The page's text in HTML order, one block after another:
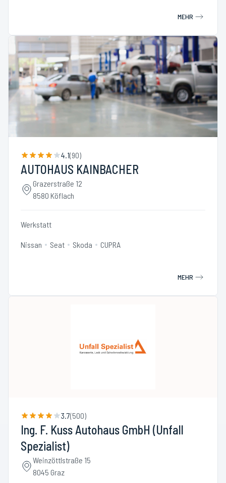
MEHR
4.1(90)
AUTOHAUS KAINBACHER
Grazerstraße 12
8580 Köflach
Werkstatt
Nissan Seat Skoda CUPRA
MEHR
3.7(500)
Ing. F. Kuss Autohaus GmbH (Unfall
Spezialist)
Weinzöttlstraße 15
8045 Graz